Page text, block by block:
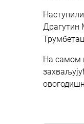
Драгутин
На самом